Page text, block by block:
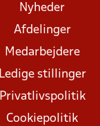
Nyheder
Afdelinger
Medarbejdere
Ledige stillinger
Privatlivspolitik
Cookiepolitik